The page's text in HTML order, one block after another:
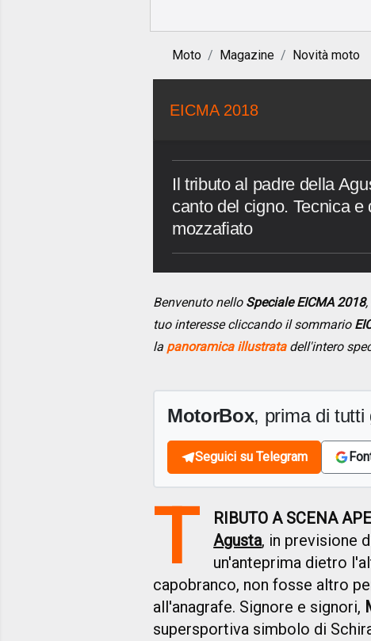
Moto Magazine Novità moto
EICMA 2018
Il tributo al padre della
canto del cigno. Tecnica
mozzafiato
Benvenuto nello Speciale EICMA 2018
tuo interesse cliccando il sommario
la panoramica illustratadell'intero
MotorBox, prima di tutti
Seguici su Telegram
T RIBUTO A SCENA
Agusta, in previsione
un'anteprima dietro
capobranco, non fosse altro
all'anagrafe. Signore e signori,
supersportiva simbolo di